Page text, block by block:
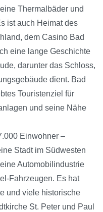
Thermalbäder und
ist auch Heimat des
dem Casino Bad
eine lange Geschichte
darunter das Schloss,
dient. Bad
Touristenziel für
und seine Nähe
Einwohner –
Stadt im Südwesten
Automobilindustrie
Fahrzeugen. Es hat
und viele historische
St. Peter und Paul